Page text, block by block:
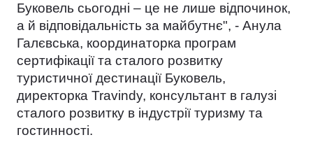
Буковель сьогодні – це не лише відпочинок,
а й відповідальність за майбутнє", - Анула
Галєвська, координаторка програм
сертифікації та сталого розвитку
туристичної дестинації Буковель,
директорка Travindy, консультант в галузі
сталого розвитку в індустрії туризму та
гостинності.